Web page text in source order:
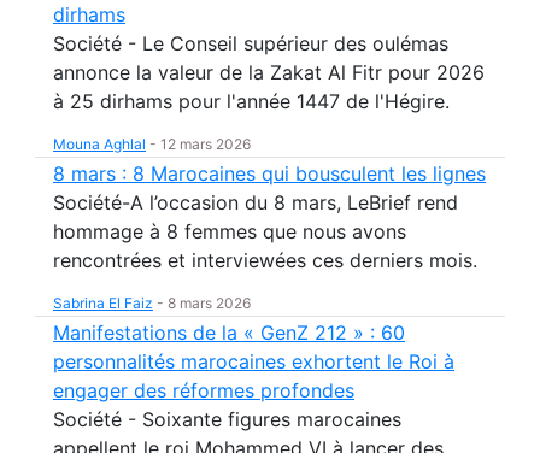
dirhams
Société - Le Conseil supérieur des oulémas
annonce la valeur de la Zakat Al Fitr pour 2026
à 25 dirhams pour l'année 1447 de l'Hégire.
Mouna Aghlal - 12 mars 2026
8 mars : 8 Marocaines qui bousculent les lignes
Société-A l’occasion du 8 mars, LeBrief rend
hommage à 8 femmes que nous avons
rencontrées et interviewées ces derniers mois.
Sabrina El Faiz - 8 mars 2026
Manifestations de la « GenZ 212 » : 60
personnalités marocaines exhortent le Roi à
engager des réformes profondes
Société - Soixante figures marocaines
appellent le roi Mohammed VI à lancer des